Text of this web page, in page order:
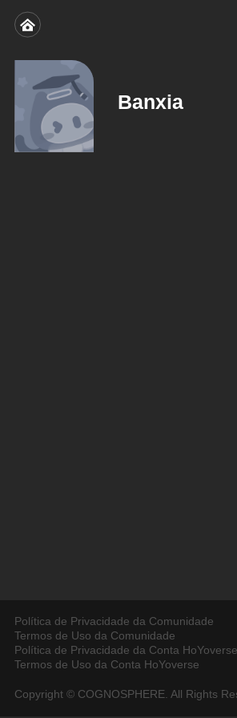
Banxia
Política de Privacidade da Comunidade
Termos de Uso da Comunidade
Política de Privacidade da Conta HoYoverse
Termos de Uso da Conta HoYoverse
Copyright © COGNOSPHERE. All Rights